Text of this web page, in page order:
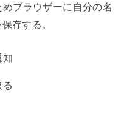
ブラウザーに自分の名
存する。
知